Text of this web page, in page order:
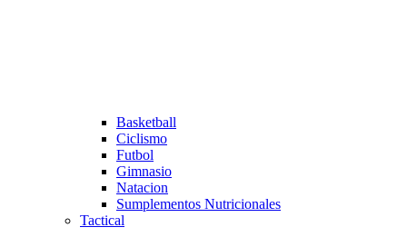
Basketball
Ciclismo
Futbol
Gimnasio
Natacion
Sumplementos Nutricionales
Tactical